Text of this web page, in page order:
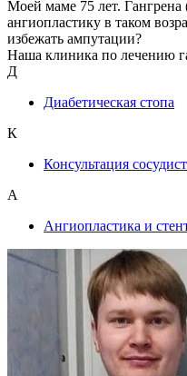
Моей маме 75 лет.
ангиопластику в таком
избежать ампутации?
Наша клиника по лечению
Д
Диабетическая стопа
К
Консультация
А
Ангиопластика и